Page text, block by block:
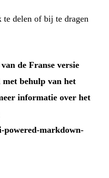
delen of bij te dragen
de Franse versie
met behulp van het
informatie over het
powered-markdown-